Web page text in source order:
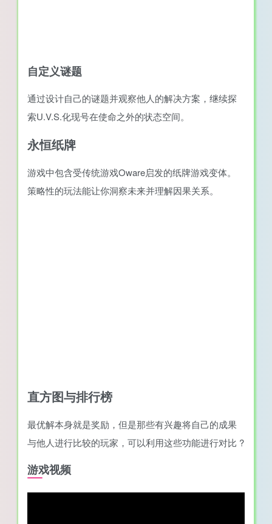
自定义谜题
通过设计自己的谜题并观察他人的解决方案，继续探
索U.V.S.化现号在使命之外的状态空间。
永恒纸牌
游戏中包含受传统游戏Oware启发的纸牌游戏变体。
策略性的玩法能让你洞察未来并理解因果关系。
直方图与排行榜
最优解本身就是奖励，但是那些有兴趣将自己的成果
与他人进行比较的玩家，可以利用这些功能进行对比 ?
游戏视频